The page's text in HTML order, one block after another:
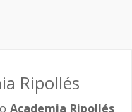
Ripollés
Academia Ripollés